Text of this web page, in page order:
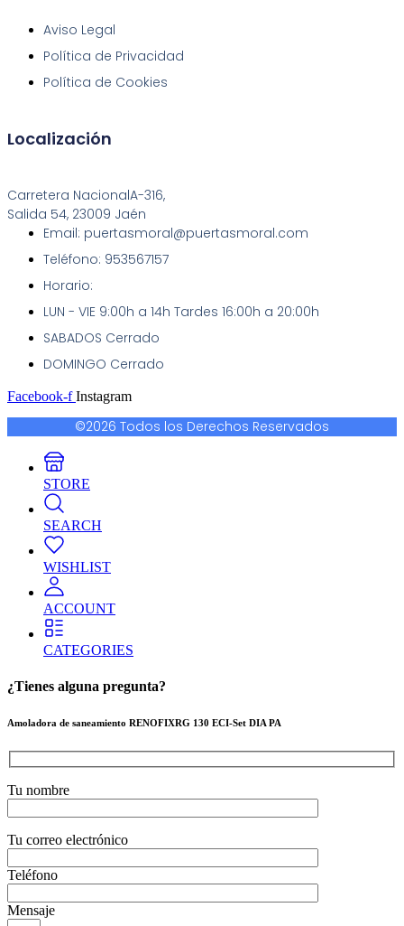
Aviso Legal
Política de Privacidad
Política de Cookies
Localización
Carretera NacionalA-316,
Salida 54, 23009 Jaén
Email: puertasmoral@puertasmoral.com
Teléfono: 953567157
Horario:
LUN - VIE 9:00h a 14h Tardes 16:00h a 20:00h
SABADOS Cerrado
DOMINGO Cerrado
Facebook-f Instagram
©2026 Todos los Derechos Reservados
STORE
SEARCH
WISHLIST
ACCOUNT
CATEGORIES
¿Tienes alguna pregunta?
Amoladora de saneamiento RENOFIXRG 130 ECI-Set DIA PA
Tu nombre
Tu correo electrónico
Teléfono
Mensaje